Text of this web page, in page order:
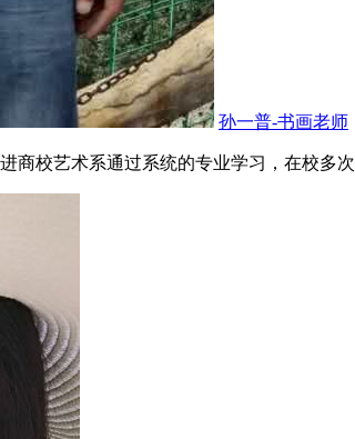
孙一普-书画老师
商校艺术系通过系统的专业学习，在校多